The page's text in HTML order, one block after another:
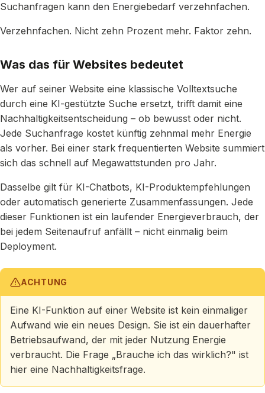
Suchanfragen kann den Energiebedarf verzehnfachen.
Verzehnfachen. Nicht zehn Prozent mehr. Faktor zehn.
Was das für Websites bedeutet
Wer auf seiner Website eine klassische Volltextsuche
durch eine KI-gestützte Suche ersetzt, trifft damit eine
Nachhaltigkeitsentscheidung – ob bewusst oder nicht.
Jede Suchanfrage kostet künftig zehnmal mehr Energie
als vorher. Bei einer stark frequentierten Website summiert
sich das schnell auf Megawattstunden pro Jahr.
Dasselbe gilt für KI-Chatbots, KI-Produktempfehlungen
oder automatisch generierte Zusammenfassungen. Jede
dieser Funktionen ist ein laufender Energieverbrauch, der
bei jedem Seitenaufruf anfällt – nicht einmalig beim
Deployment.
ACHTUNG
Eine KI-Funktion auf einer Website ist kein einmaliger
Aufwand wie ein neues Design. Sie ist ein dauerhafter
Betriebsaufwand, der mit jeder Nutzung Energie
verbraucht. Die Frage „Brauche ich das wirklich?" ist
hier eine Nachhaltigkeitsfrage.